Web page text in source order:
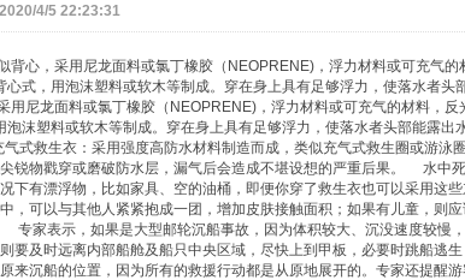
2020/4/5 22:23:31
背心，采用尼龙面料或氯丁橡胶（NEOPRENE)，浮力材料或可充气的
式，用泡沫塑料或软木等制成。穿在身上具有足够浮力，使落水者
尼龙面料或氯丁橡胶（NEOPRENE)，浮力材料或可充气的材料，反
沫塑料或软木等制成。穿在身上具有足够浮力，使落水者头部能露
气式救生衣 ：采用强度高防水材料制造而成，类似充气式救生圈或游泳
锐物戳穿或磨破防水层，漏气后会造成不堪设想的严重后果。 水中
下有漂浮物，比如家具、空的油桶，即便你穿了救生衣也可以采用这
可以与其他人紧紧抱成一团，增加皮肤接触面积；如果有儿童，则应
家表示，如果是大型邮轮沉船事故，因为体积较大、沉没速度较慢
要及时远离内部船舱及船只中央区域，尽快上到甲板，必要时跳船逃
来沉船的位置，因为所有的救援行动都是从原地展开的。专家还提醒